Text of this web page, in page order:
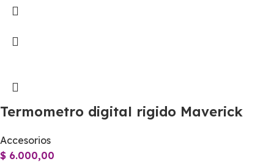
Termometro digital rigido Maverick
Accesorios
$ 6.000,00